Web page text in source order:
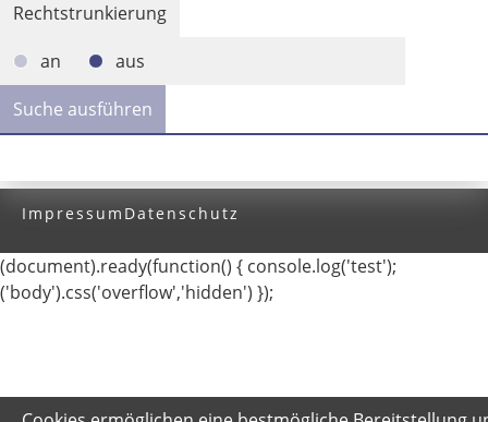
Rechtstrunkierung
an
aus
Impressum Datenschutz
(document).ready(function() { console.log('test');
('body').css('overflow','hidden') });